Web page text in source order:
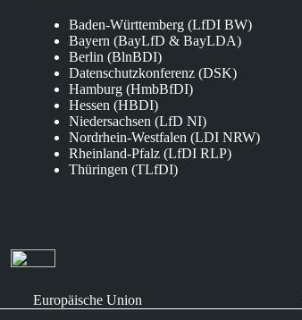
Baden-Württemberg (LfDI BW)
Bayern (BayLfD & BayLDA)
Berlin (BlnBDI)
Datenschutzkonferenz (DSK)
Hamburg (HmbBfDI)
Hessen (HBDI)
Niedersachsen (LfD NI)
Nordrhein-Westfalen (LDI NRW)
Rheinland-Pfalz (LfDI RLP)
Thüringen (TLfDI)
Europäische Union